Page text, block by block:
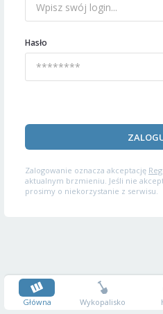
Hasło
Zalogowanie oznacza akceptację
aktualnym brzmieniu. Jeśli nie
prosimy o niekorzystanie z serwisu.
Główna Wykopalisko